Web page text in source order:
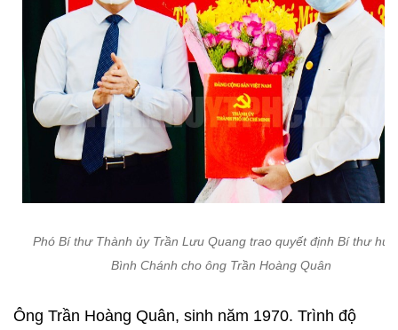
Phó Bí thư Thành ủy Trần Lưu Quang trao quyết định Bí thư
Bình Chánh cho ông Trần Hoàng Quân
Ông Trần Hoàng Quân, sinh năm 1970. Trình độ